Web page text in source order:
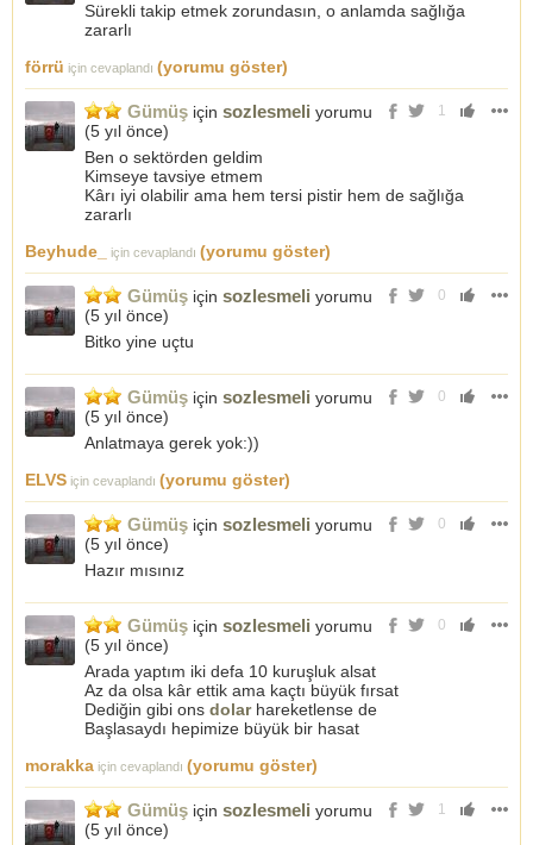
Sürekli takip etmek zorundasın, o anlamda sağlığa
zararlı
förrü için cevaplandı (yorumu göster)
1
Gümüş için sozlesmeli yorumu
(5 yıl önce)
Ben o sektörden geldim
Kimseye tavsiye etmem
Kârı iyi olabilir ama hem tersi pistir hem de sağlığa
zararlı
Beyhude_
için cevaplandı (yorumu göster)
0
Gümüş için sozlesmeli yorumu
(5 yıl önce)
Bitko yine uçtu
0
Gümüş için sozlesmeli yorumu
(5 yıl önce)
Anlatmaya gerek yok:))
ELVS için cevaplandı (yorumu göster)
0
Gümüş için sozlesmeli yorumu
(5 yıl önce)
Hazır mısınız
0
Gümüş için sozlesmeli yorumu
(5 yıl önce)
Arada yaptım iki defa 10 kuruşluk alsat
Az da olsa kâr ettik ama kaçtı büyük fırsat
Dediğin gibi ons dolarhareketlense de
Başlasaydı hepimize büyük bir hasat
morakka için cevaplandı (yorumu göster)
1
Gümüş için sozlesmeli yorumu
(5 yıl önce)